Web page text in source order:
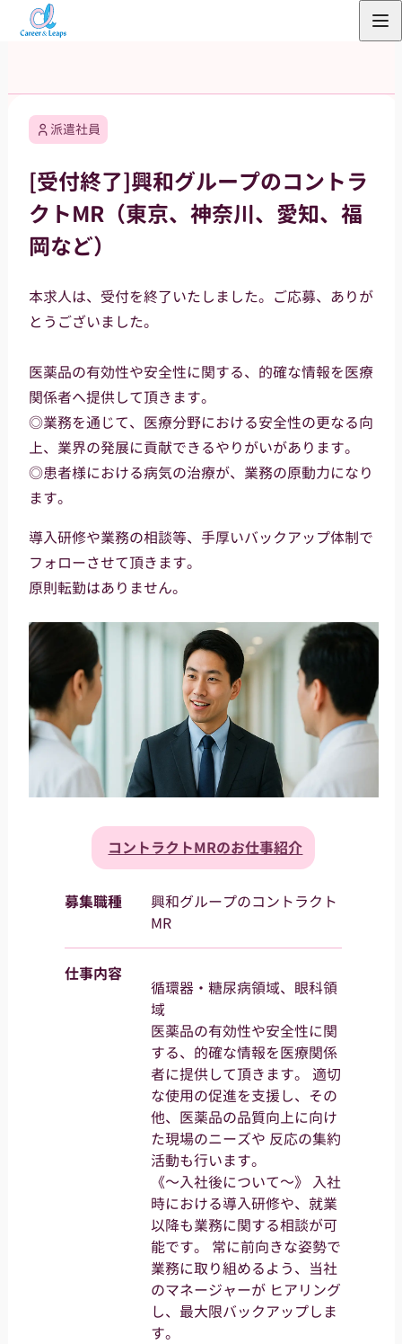
ス
派遣社員
[受付終了]興和グループのコントラ
クトMR（東京、神奈川、愛知、福
岡など）
本求人は、受付を終了いたしました。ご応募、ありが
とうございました。
医薬品の有効性や安全性に関する、的確な情報を医療
関係者へ提供して頂きます。
◎業務を通じて、医療分野における安全性の更なる向
上、業界の発展に貢献できるやりがいがあります。
◎患者様における病気の治療が、業務の原動力になり
ます。
導入研修や業務の相談等、手厚いバックアップ体制で
フォローさせて頂きます。
原則転勤はありません。
コントラクトMRのお仕事紹介
募集職種
興和グループのコントラクト
MR
仕事内容
循環器・糖尿病領域、眼科領
域
医薬品の有効性や安全性に関
する、的確な情報を医療関係
者に提供して頂きます。 適切
な使用の促進を支援し、その
他、医薬品の品質向上に向け
た現場のニーズや 反応の集約
活動も行います。
《～入社後について～》 入社
時における導入研修や、就業
以降も業務に関する相談が可
能です。 常に前向きな姿勢で
業務に取り組めるよう、当社
のマネージャーが ヒアリング
し、最大限バックアップしま
す。